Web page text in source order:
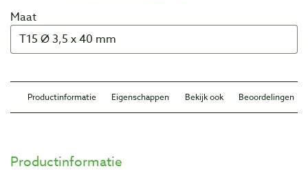
Maat
Productinformatie Eigenschappen Bekijk ook Beoordelingen
Productinformatie